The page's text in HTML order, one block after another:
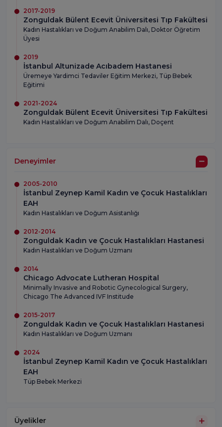
2017-2019
Zonguldak Bülent Ecevit Üniversitesi Tıp Fakültesi
Kadın Hastalıkları ve Doğum Anabilim Dalı, Doktor Öğretim
Üyesi
2019
İstanbul Altunizade Acıbadem Hastanesi
Üremeye Yardimci Tedaviler Eğitim Merkezi, Tüp Bebek
Eğitimi
2021-2024
Zonguldak Bülent Ecevit Üniversitesi Tıp Fakültesi
Kadın Hastalıkları ve Doğum Anabilim Dalı, Doçent
Deneyimler
2005-2010
İstanbul Zeynep Kamil Kadın ve Çocuk Hastalıkları
EAH
Kadın Hastalıkları ve Doğum Asistanlığı
2012-2014
Zonguldak Kadın ve Çocuk Hastalıkları Hastanesi
Kadın Hastalıkları ve Doğum Uzmanı
2014
Chicago Advocate Lutheran Hospital
Minimally Invasive and Robotic Gynecological Surgery,
Chicago The Advanced IVF Institude
2015-2017
Zonguldak Kadın ve Çocuk Hastalıkları Hastanesi
Kadın Hastalıkları ve Doğum Uzmanı
2024
İstanbul Zeynep Kamil Kadın ve Çocuk Hastalıkları
EAH
Tüp Bebek Merkezi
Üyelikler